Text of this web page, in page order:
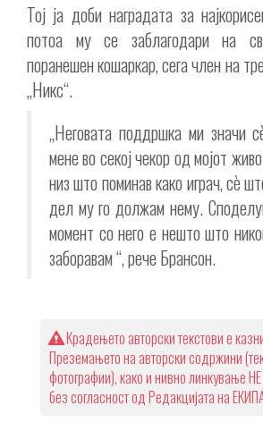
Тој ја доби наградата за
потоа му се заблагодари на
поранешен кошаркар, сега член на
„Никс“.
„Неговата поддршка ми значи
мене во секој чекор од мојот
низ што поминав како играч, сè
дел му го должам нему.
момент со него е нешто што
заборавам “, рече Брансон.
Крадењето авторски текстови е
Преземањето на авторски содржини
фотографии), како и нивно линкување
без согласност од Редакцијата на